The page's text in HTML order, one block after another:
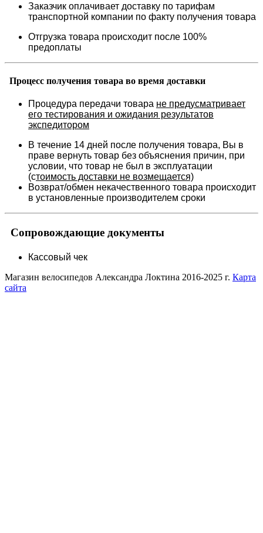
Заказчик оплачивает доставку по тарифам
транспортной компании по факту получения товара
Отгрузка товара происходит после 100%
предоплаты
Процесс получения товара во время доставки
Процедура передачи товара не предусматривает
его тестирования и ожидания результатов
экспедитором
В течение 14 дней после получения товара, Вы в
праве вернуть товар без объяснения причин, при
условии, что товар не был в эксплуатации
(стоимость доставки не возмещается)
Возврат/обмен некачественного товара происходит
в установленные производителем сроки
Сопровождающие документы
Кассовый чек
Магазин велосипедов Александра Локтина 2016-2025 г. Карта
сайта